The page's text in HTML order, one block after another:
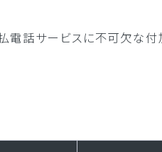
払電話サービスに不可欠な